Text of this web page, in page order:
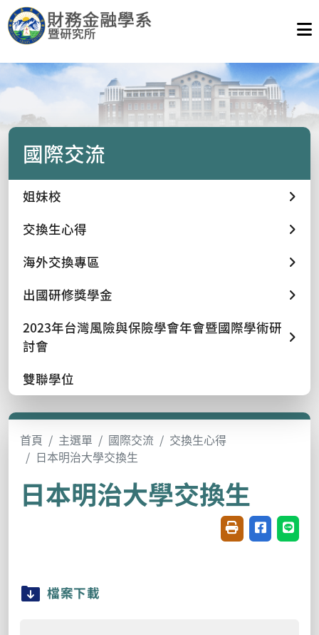
國際交流
姐妹校
交換生心得
海外交換專區
出國研修獎學金
2023年台灣風險與保險學會年會暨國際學術研
討會
雙聯學位
首頁 主選單 國際交流
交換生心得
日本明治大學交換生
日本明治大學交換生
友善列印(開新視
分享至臉書
分享
檔案下載